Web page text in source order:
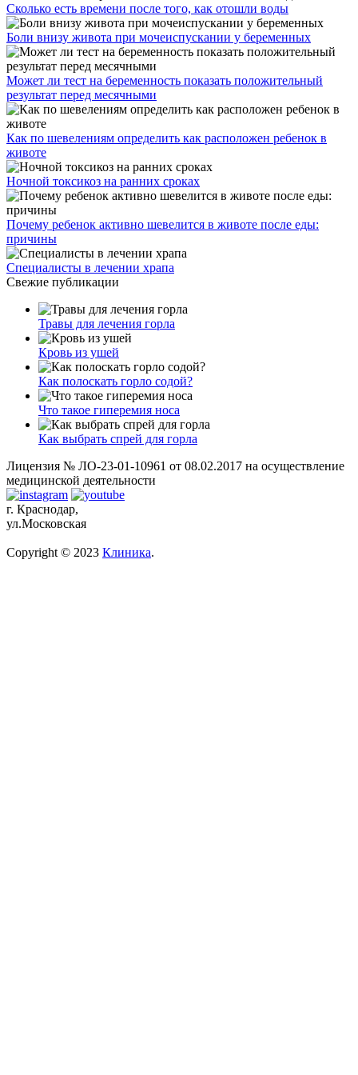
Сколько есть времени после того, как отошли воды
Боли внизу живота при мочеиспускании у беременных
Может ли тест на беременность показать положительный
результат перед месячными
Как по шевелениям определить как расположен ребенок в
животе
Ночной токсикоз на ранних сроках
Почему ребенок активно шевелится в животе после еды:
причины
Специалисты в лечении храпа
Свежие публикации
Травы для лечения горла
Кровь из ушей
Как полоскать горло содой?
Что такое гиперемия носа
Как выбрать спрей для горла
Лицензия № ЛО-23-01-10961 от 08.02.2017 на осуществление
медицинской деятельности
г. Краснодар,
ул.Московская
Copyright © 2023 Клиника.